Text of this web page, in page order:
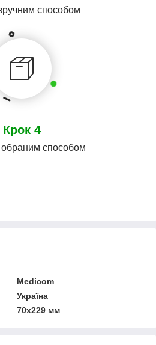
способом
Крок 4
обраним способом
Medicom
Україна
70х229 мм